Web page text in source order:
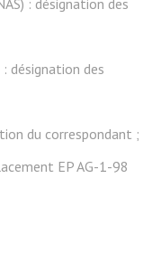
: désignation des
désignation des
du correspondant ;
EP AG-1-98